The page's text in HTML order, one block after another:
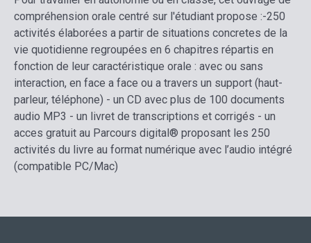
compréhension orale centré sur l'étudiant propose :-250
activités élaborées a partir de situations concretes de la
vie quotidienne regroupées en 6 chapitres répartis en
fonction de leur caractéristique orale : avec ou sans
interaction, en face a face ou a travers un support (haut-
parleur, téléphone) - un CD avec plus de 100 documents
audio MP3 - un livret de transcriptions et corrigés - un
acces gratuit au Parcours digital® proposant les 250
activités du livre au format numérique avec l’audio intégré
(compatible PC/Mac)